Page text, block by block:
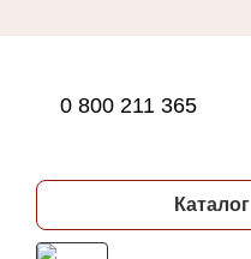
0 800 211 365
Каталог